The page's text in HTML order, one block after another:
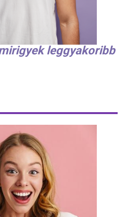
leggyakoribb